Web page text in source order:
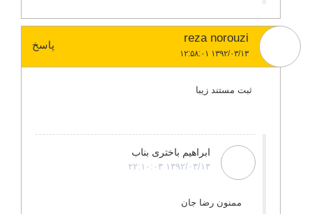
reza norouzi
۱۳۹۲/۰۳/۱۳ ۱۲:۵۸:۰۱
پاسخ
ثبت مستند زیبا
ابراهیم باختری بناب
۱۳۹۲/۰۳/۱۳ ۲۲:۱۰:۰۳
ممنون رضا جان